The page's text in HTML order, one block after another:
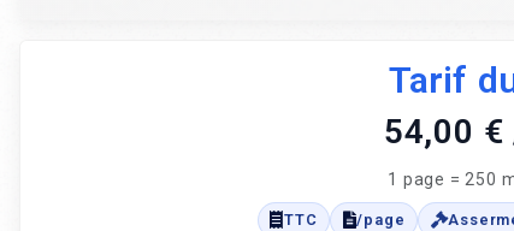
Tarif
54,00 €
1 page = 250
TTC /page